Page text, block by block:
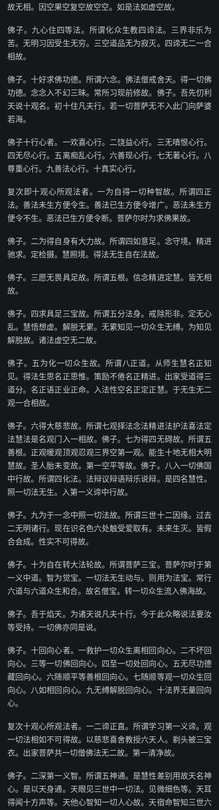
故无相。因空果空复空故空空。如是法如虚空故。
佛子。九心住四等法。所谓化众生教四谛法。三界非乐为
苦。无明习因受生无穷。三空道品无为寂灭。四谛无二一合
相故。
佛子。十好求佛功德。所谓六念。佛法僧戒舍天。得一切佛
功德。念念入不幻三昧。常所习现前修故。佛子。吾先忉利
天说十观名。初十住凡夫行。若一切菩萨无不入此门向萨婆
若海。
佛子十行心者。一欢喜心行。二饶益心行。三无嗔恨心行。
四无尽心行。五离痴乱心行。六善现心行。七无著心行。八
尊重心行。九善法心行。十真实心行。
复次即十观心所观法者。一为自得一切种智故。所谓四正
法。善法未生方便令生。善法已生方便令增广。恶法未生方
便令不生。恶法已生方便令断。菩萨尔时为求佛果故。
佛子。二为得自身有大力故。所谓四如意足。念守境。精进
驰求。定检摄。慧照境。得法无生自在法故。
佛子。三愿无畏具足故。所谓五根。信念精进定慧。皆无相
故。
佛子。四求具足三宝故。所谓五分法身。戒除形非。定无心
乱。慧悟想虚。解脱无累。无累知见一切众生无缚。为知见
解脱故。诸法虚空无二故。
佛子。五为化一切众生故。所谓八正道。从师生慧名正知
见。得法生思名正思惟。策励不倦名正精进。出家受道得三
道分。名正语正业正命。入法性空名正定正慧。于无生无二
观一合相故。
佛子。六得大慈悲故。所谓七观择法念法精进法护法喜法定
法慧法是名观门入一相故。佛子。七为得四无碍故。所谓五
善根。正观暖观顶观忍观三界空第一观。能生十地无相大明
慧故。圣人胎未变故。第一空平等故。佛子。八入一切佛国
中行故。所谓四化法。法辩议辩语辩乐说辩。是四名慧性。
照一切法无生。入第一义谛中行故。
佛子。九为于一念中照一切法故。所谓三世十二因缘。过去
二无明诸行。现在识名色六处触受爱取有。未来生灭。皆假
合会成。性实不可得故。
佛子。十为自在转大法轮故。所谓菩萨三宝。菩萨尔时于第
一义中道。智为觉宝。一切法无生动与。则用为法宝。常行
六道与六道众生和合。故名僧宝。转一切众生流入佛海故。
佛子。吾于焰天。为诸天说凡夫十行。今于此众略说法要汝
等受持。一切佛亦同是说。
佛子。十回向心者。一救护一切众生离相回向心。二不坏回
向心。三等一切佛回向心。四至一切处回向心。五无尽功德
藏回向心。六随顺平等善根回向心。七随顺等观一切众生回
向心。八如相回向心。九无缚解脱回向心。十法界无量回向
心。
复次十观心所观法者。一二谛正直。所谓学习第一义谛。观
一切法相如不可得故。以慈悲喜舍教授六天人。剃头被三宝
衣。出家菩萨共一切僧佛法无二故。第一清净故。
佛子。二深第一义智。所谓五神通。是慧性差别用故天名神
心。是以天身通。天眼见三世中一切法。见微细色等。天耳
得闻十方声等。天他心智知一切人心故。天宿命智知三世六